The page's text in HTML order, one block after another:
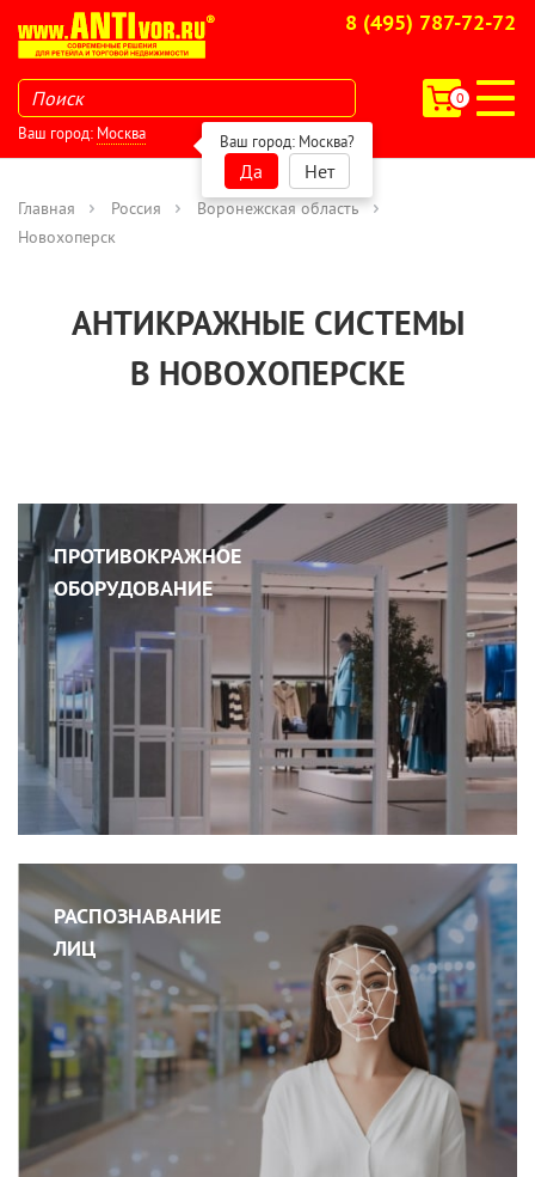
8 (495) 787-72-72
0
Ваш город: Москва Ваш город: Москва?
Да Нет
Главная Россия
Воронежская область
Новохоперск
АНТИКРАЖНЫЕ СИСТЕМЫ
В НОВОХОПЕРСКЕ
ПРОТИВОКРАЖНОЕ
ОБОРУДОВАНИЕ
РАСПОЗНАВАНИЕ
ЛИЦ